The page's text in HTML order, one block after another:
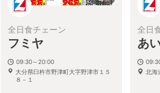
全日食チェーン
フミヤ
09:30～20:00
大分県臼杵市野津町大字野津市１５
８－１
全日
あ
北海